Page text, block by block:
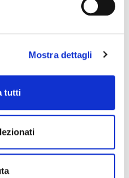
Mostra dettagli
tutti
leasing e credito
4 mesi del 2026,
del factoring”